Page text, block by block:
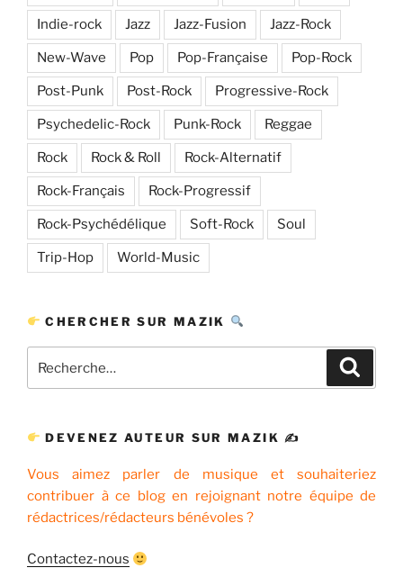
Indie-rock Jazz Jazz-Fusion Jazz-Rock
New-Wave Pop Pop-Française Pop-Rock
Post-Punk Post-Rock Progressive-Rock
Psychedelic-Rock Punk-Rock Reggae
Rock Rock & Roll Rock-Alternatif
Rock-Français Rock-Progressif
Rock-Psychédélique Soft-Rock Soul
Trip-Hop World-Music
CHERCHER SUR MAZIK
pour
DEVENEZ AUTEUR SUR MAZIK ✍
Vous aimez parler de musique et souhaiteriez
contribuer à ce blog en rejoignant notre équipe de
rédactrices/rédacteurs bénévoles ?
Contactez-nous